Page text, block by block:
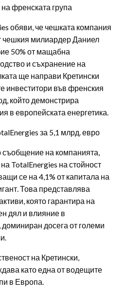
френската група
обяви, че чешката компания
чешкия милиардер Даниел
50% от мащабна
и съхранение на
ще направи Кретински
инвеститори във френския
който демонстрира
в европейската енергетика.
за 5,1 млрд. евро
на компанията,
TotalEnergies на стойност
се на 4,1% от капитала на
Това представлява
която гарантира на
дял и влияние в
доминиран досега от големи
на Кретински,
като една от водещите
в Европа.